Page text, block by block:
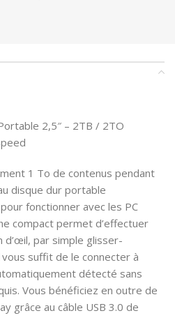
2,5″ – 2TB / 2TO
1 To de contenus pendant
disque dur portable
fonctionner avec les PC
compact permet d’effectuer
d’œil, par simple glisser-
suffit de le connecter à
détecté sans
Vous bénéficiez en outre de
grâce au câble USB 3.0 de